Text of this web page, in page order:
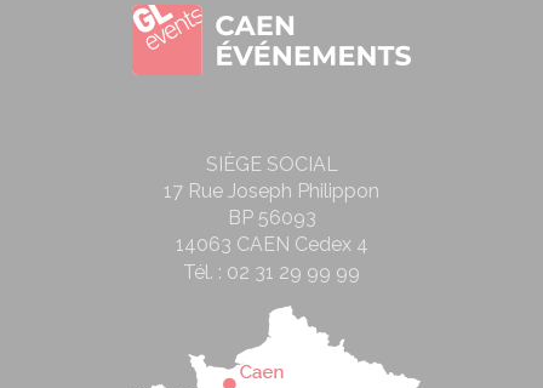
SIÈGE SOCIAL
17 Rue Joseph Philippon
BP 56093
14063 CAEN Cedex 4
Tél. : 02 31 29 99 99